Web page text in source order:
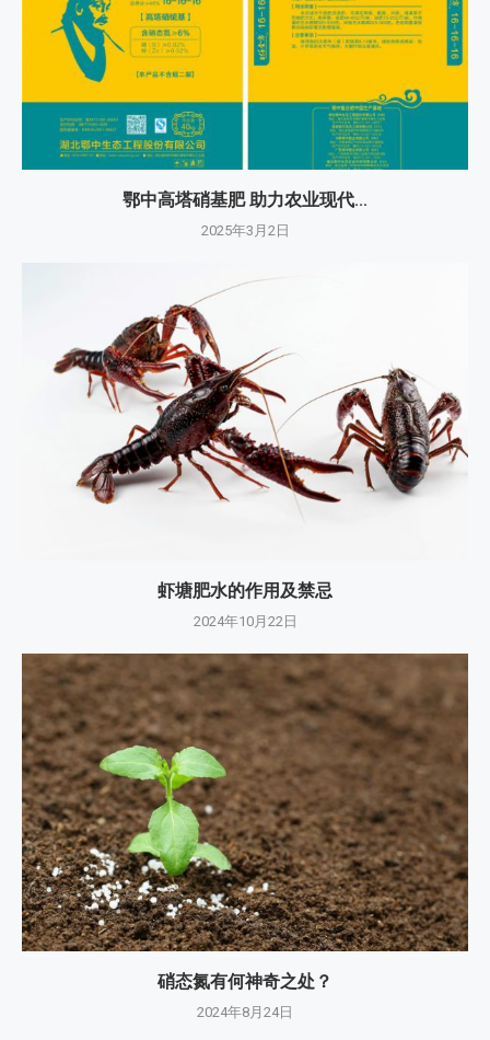
鄂中高塔硝基肥 助力农业现代...
2025年3月2日
虾塘肥水的作用及禁忌
2024年10月22日
硝态氮有何神奇之处？
2024年8月24日